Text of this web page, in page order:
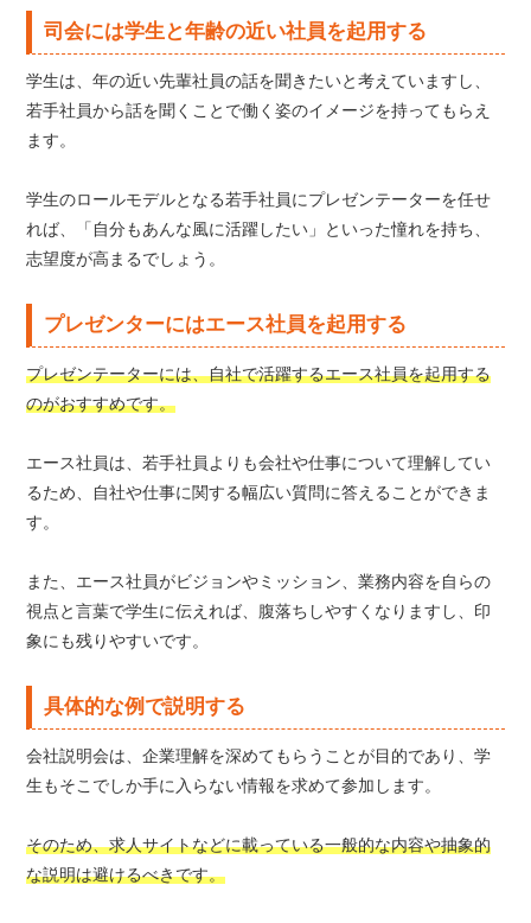
司会には学生と年齢の近い社員を起用する
学生は、年の近い先輩社員の話を聞きたいと考えていますし、
若手社員から話を聞くことで働く姿のイメージを持ってもらえ
ます。
学生のロールモデルとなる若手社員にプレゼンテーターを任せ
れば、「自分もあんな風に活躍したい」といった憧れを持ち、
志望度が高まるでしょう。
プレゼンターにはエース社員を起用する
プレゼンテーターには、自社で活躍するエース社員を起用する
のがおすすめです。
エース社員は、若手社員よりも会社や仕事について理解してい
るため、自社や仕事に関する幅広い質問に答えることができま
す。
また、エース社員がビジョンやミッション、業務内容を自らの
視点と言葉で学生に伝えれば、腹落ちしやすくなりますし、印
象にも残りやすいです。
具体的な例で説明する
会社説明会は、企業理解を深めてもらうことが目的であり、学
生もそこでしか手に入らない情報を求めて参加します。
そのため、求人サイトなどに載っている一般的な内容や抽象的
な説明は避けるべきです。